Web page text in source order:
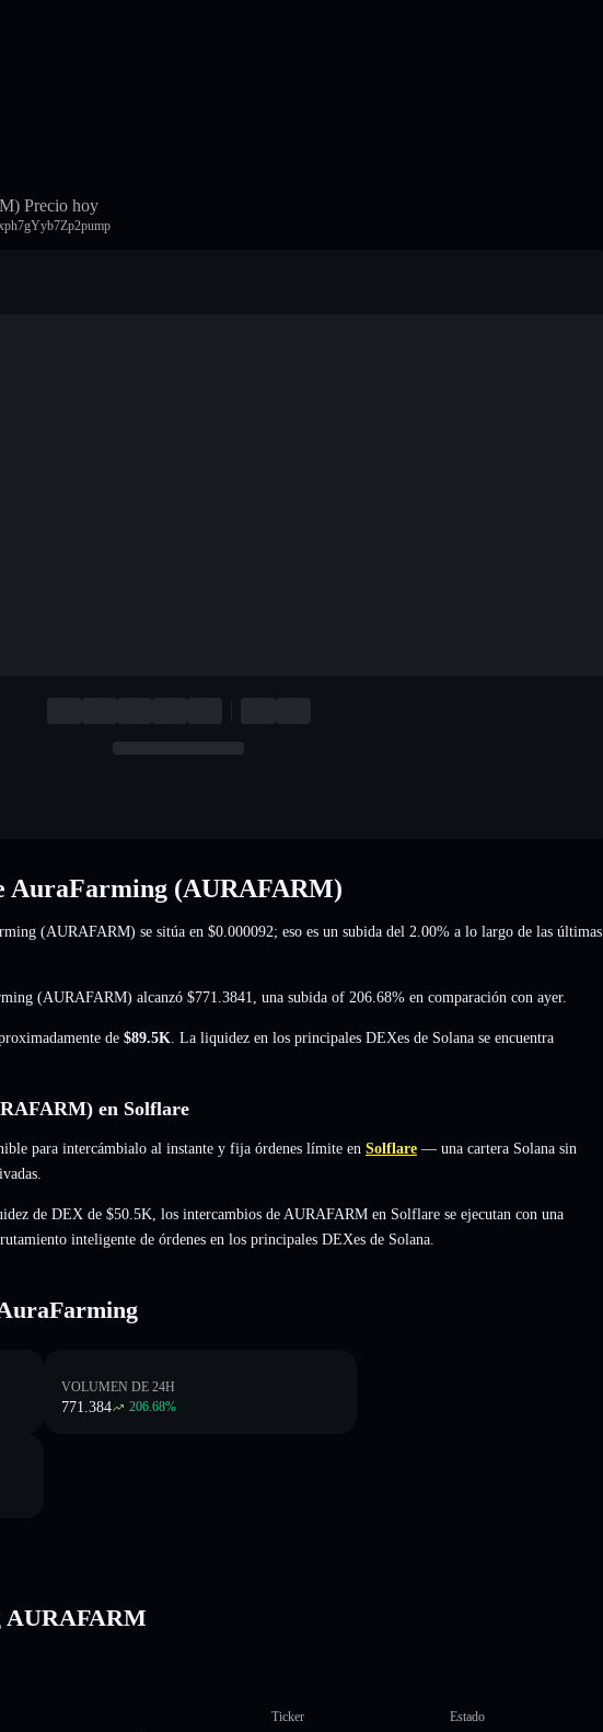
Precio hoy
AuraFarming (AURAFARM)
(AURAFARM) se sitúa en $0.000092; eso es un subida del 2.00% a lo largo de las últimas
(AURAFARM) alcanzó $771.3841 una subida of 206.68% en comparación con ayer.
de $89.5K . La liquidez en los principales DEXes de Solana se encuentra
en Solflare
para intercámbialo al instante y fija órdenes límite en Solflare — una cartera Solana sin
de DEX de $50.5K, los intercambios de AURAFARM en Solflare se ejecutan con una
inteligente de órdenes en los principales DEXes de Solana.
VOLUMEN DE 24H
771.384 206.68%
AURAFARM
Ticker Estado